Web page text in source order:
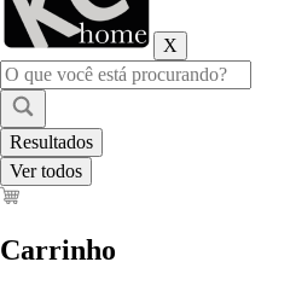
X
Pesquisar
...
Resultados
Ver todos
Carrinho